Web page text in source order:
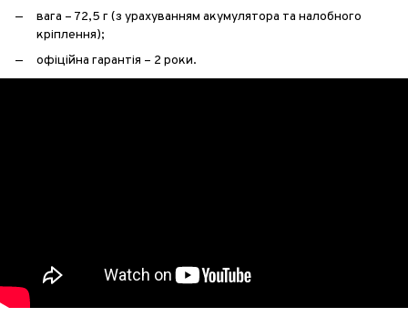
вага – 72,5 г (з урахуванням акумулятора та налобного
кріплення);
офіційна гарантія – 2 роки.